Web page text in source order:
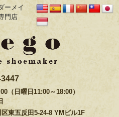
ーメイ
門店
（日曜日11:00～18:00）
東五反田5-24-8 YMビル1F